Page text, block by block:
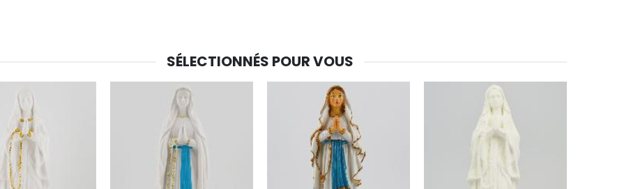
-30%
€10.00 €7.00
€6.00
SÉLECTIONNÉS POUR VOUS